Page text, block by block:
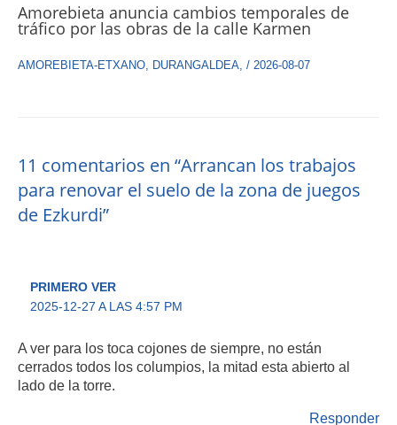
Amorebieta anuncia cambios temporales de
tráfico por las obras de la calle Karmen
AMOREBIETA-ETXANO DURANGALDEA / 2026-08-07
11 comentarios en “Arrancan los trabajos
para renovar el suelo de la zona de juegos
de Ezkurdi”
PRIMERO VER
2025-12-27 A LAS 4:57 PM
A ver para los toca cojones de siempre, no están
cerrados todos los columpios, la mitad esta abierto al
lado de la torre.
Responder